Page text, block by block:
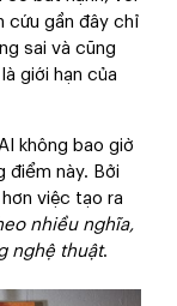
cứu gần đây chỉ
sai và cũng
giới hạn của
không bao giờ
điểm này. Bởi
việc tạo ra
nhiều nghĩa,
nghệ thuật.